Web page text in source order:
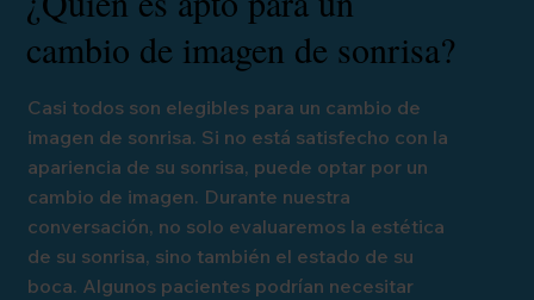
cambio de imagen de sonrisa?
Casi todos son elegibles para un cambio de
imagen de sonrisa. Si no está satisfecho con la
apariencia de su sonrisa, puede optar por un
cambio de imagen. Durante nuestra
conversación, no solo evaluaremos la estética
de su sonrisa, sino también el estado de su
boca. Algunos pacientes podrían necesitar